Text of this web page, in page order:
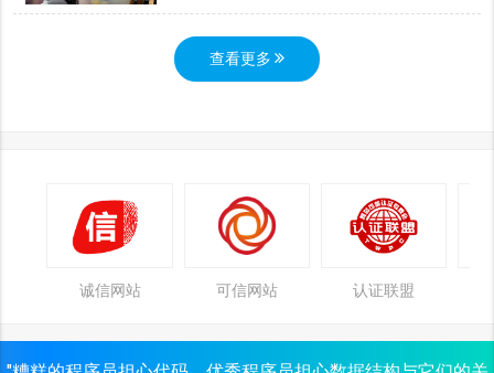
查看更多
诚信网站 可信网站 认证联盟